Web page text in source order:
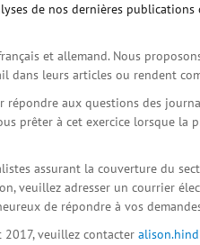
de nos dernières publications
et allemand. Nous
leurs articles ou rendent
aux questions des
prêter à cet exercice lorsque
assurant la couverture du
veuillez adresser un courrier
de répondre à vos
veuillez contacter